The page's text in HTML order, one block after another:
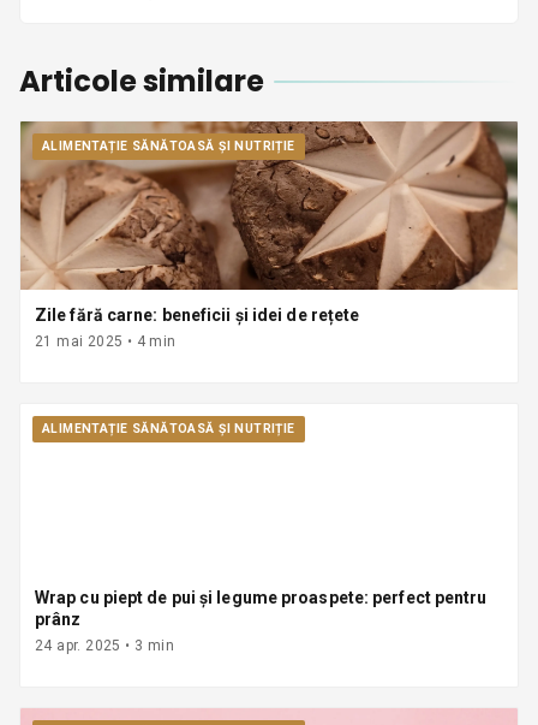
Articole similare
ALIMENTAȚIE SĂNĂTOASĂ ȘI NUTRIȚIE
Zile fără carne: beneficii și idei de rețete
21 mai 2025 • 4 min
ALIMENTAȚIE SĂNĂTOASĂ ȘI NUTRIȚIE
Wrap cu piept de pui și legume proaspete: perfect pentru
prânz
24 apr. 2025 • 3 min